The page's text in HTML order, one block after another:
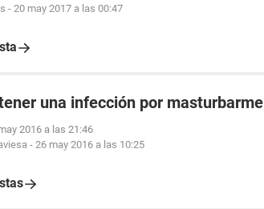
- 20 may 2017 a las 00:47
una infección por masturbarme
2016 a las 21:46
- 26 may 2016 a las 10:25